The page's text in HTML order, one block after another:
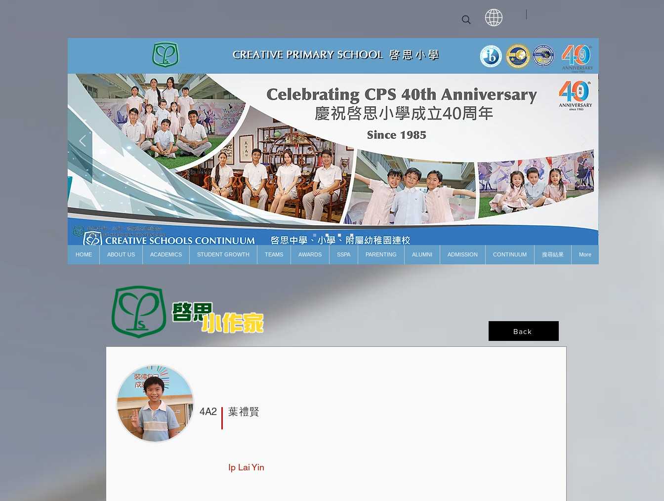
HOME ABOUT US ACADEMICS STUDENT GROWTH TEAMS AWARDS SSPA PARENTING ALUMNI ADMISSION CONTINUUM 搜尋結果 More
Back
4A2 葉禮賢
Ip Lai Yin